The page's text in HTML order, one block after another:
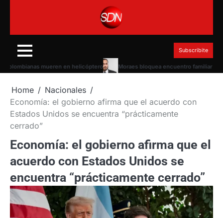
Subscribite
mueren en helicóptero Moraes bloquea encuentro familiar de
Home
Nacionales
Economía: el gobierno afirma que el acuerdo con
Estados Unidos se encuentra “prácticamente
cerrado”
Economía: el gobierno afirma que el
acuerdo con Estados Unidos se
encuentra “prácticamente cerrado”